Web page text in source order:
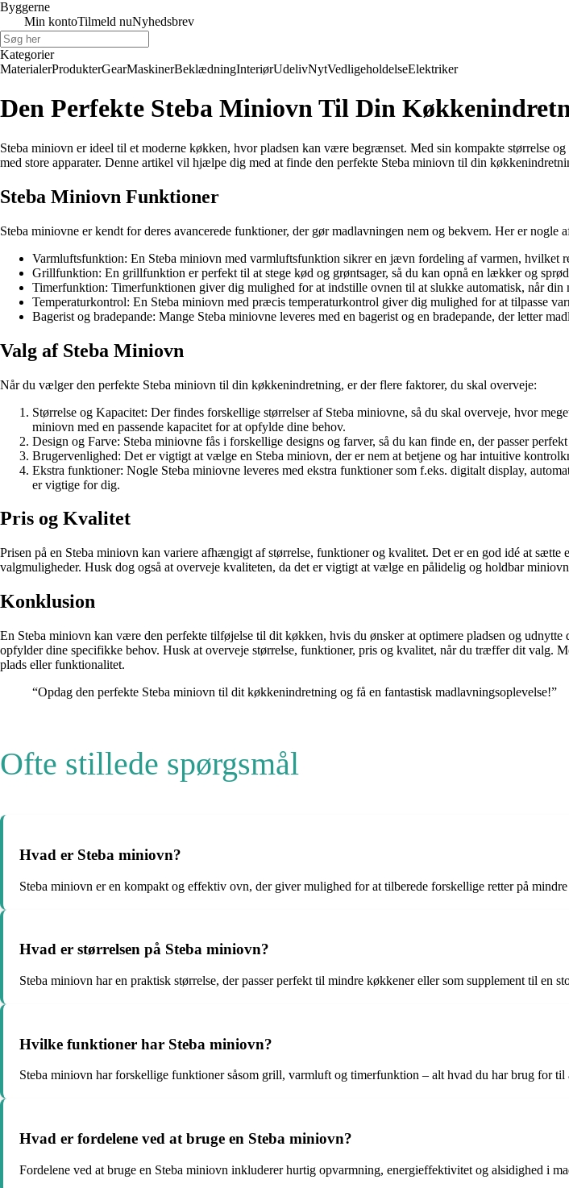
Byggerne
Min kontoTilmeld nuNyhedsbrev
Kategorier
MaterialerProdukterGearMaskinerBeklædningInteriørUdelivNytVedligeholdelseElektriker
Den Perfekte Steba Miniovn Til Din
Steba miniovn er ideel til et moderne køkken, hvor pladsen kan være begrænset. Med sin kompakte størrelse
med store apparater. Denne artikel vil hjælpe dig med at finde den perfekte Steba miniovn til din
Steba Miniovn Funktioner
Steba miniovne er kendt for deres avancerede funktioner, der gør madlavningen nem og bekvem. Her er
Varmluftsfunktion: En Steba miniovn med varmluftsfunktion sikrer en jævn fordeling af varmen, hvilket
Grillfunktion: En grillfunktion er perfekt til at stege kød og grøntsager, så du kan opnå en lækker og
Timerfunktion: Timerfunktionen giver dig mulighed for at indstille ovnen til at slukke automatisk, når din
Temperaturkontrol: En Steba miniovn med præcis temperaturkontrol giver dig mulighed for at tilpasse
Bagerist og bradepande: Mange Steba miniovne leveres med en bagerist og en bradepande, der letter
Valg af Steba Miniovn
Når du vælger den perfekte Steba miniovn til din køkkenindretning, er der flere faktorer, du skal overveje:
Størrelse og Kapacitet: Der findes forskellige størrelser af Steba miniovne, så du skal overveje, hvor
miniovn med en passende kapacitet for at opfylde dine behov.
Design og Farve: Steba miniovne fås i forskellige designs og farver, så du kan finde en, der passer
Brugervenlighed: Det er vigtigt at vælge en Steba miniovn, der er nem at betjene og har intuitive
Ekstra funktioner: Nogle Steba miniovne leveres med ekstra funktioner som f.eks. digitalt display,
er vigtige for dig.
Pris og Kvalitet
Prisen på en Steba miniovn kan variere afhængigt af størrelse, funktioner og kvalitet. Det er en god idé at
valgmuligheder. Husk dog også at overveje kvaliteten, da det er vigtigt at vælge en pålidelig og holdbar
Konklusion
En Steba miniovn kan være den perfekte tilføjelse til dit køkken, hvis du ønsker at optimere pladsen og
opfylder dine specifikke behov. Husk at overveje størrelse, funktioner, pris og kvalitet, når du træffer dit valg.
plads eller funktionalitet.
“Opdag den perfekte Steba miniovn til dit køkkenindretning og få en fantastisk madlavningsoplevelse!”
Ofte stillede spørgsmål
Hvad er Steba miniovn?
Steba miniovn er en kompakt og effektiv ovn, der giver mulighed for at tilberede forskellige retter på mindre
Hvad er størrelsen på Steba miniovn?
Steba miniovn har en praktisk størrelse, der passer perfekt til mindre køkkener eller som supplement til en
Hvilke funktioner har Steba miniovn?
Steba miniovn har forskellige funktioner såsom grill, varmluft og timerfunktion – alt hvad du har brug for til
Hvad er fordelene ved at bruge en Steba miniovn?
Fordelene ved at bruge en Steba miniovn inkluderer hurtig opvarmning, energieffektivitet og alsidighed i